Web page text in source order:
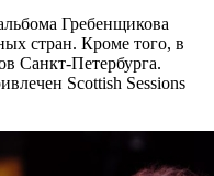
Гребенщикова
стран. Кроме того, в
Санкт-Петербурга.
Scottish Sessions